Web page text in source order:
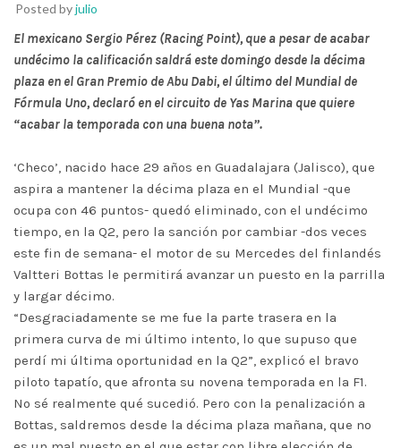
Posted byjulio
El mexicano Sergio Pérez (Racing Point), que a pesar de acabar
undécimo la calificación saldrá este domingo desde la décima
plaza en el Gran Premio de Abu Dabi, el último del Mundial de
Fórmula Uno, declaró en el circuito de Yas Marina que quiere
“acabar la temporada con una buena nota”.
‘Checo’, nacido hace 29 años en Guadalajara (Jalisco), que
aspira a mantener la décima plaza en el Mundial -que
ocupa con 46 puntos- quedó eliminado, con el undécimo
tiempo, en la Q2, pero la sanción por cambiar -dos veces
este fin de semana- el motor de su Mercedes del finlandés
Valtteri Bottas le permitirá avanzar un puesto en la parrilla
y largar décimo.
“Desgraciadamente se me fue la parte trasera en la
primera curva de mi último intento, lo que supuso que
perdí mi última oportunidad en la Q2”, explicó el bravo
piloto tapatío, que afronta su novena temporada en la F1.
No sé realmente qué sucedió. Pero con la penalización a
Bottas, saldremos desde la décima plaza mañana, que no